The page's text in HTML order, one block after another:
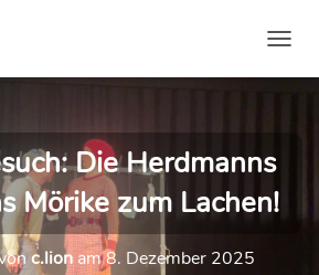
Die Herdmanns
Mörike zum Lachen!
c.lion am8. Dezember 2025